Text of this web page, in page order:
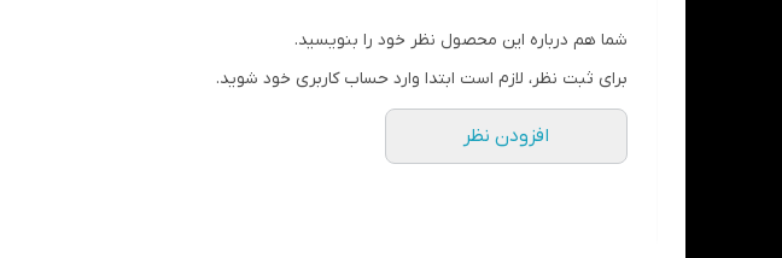
شما هم درباره این محصول نظر خود را بنویسید.
برای ثبت نظر، لازم است ابتدا وارد حساب کاربری خود شوید.
افزودن نظر